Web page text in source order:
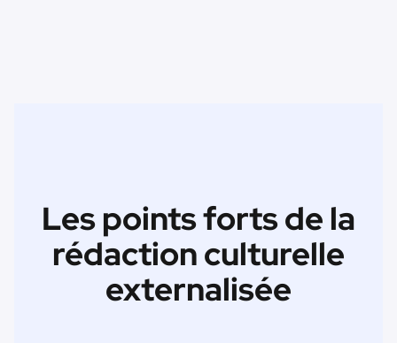
Les points forts de la
rédaction culturelle
externalisée